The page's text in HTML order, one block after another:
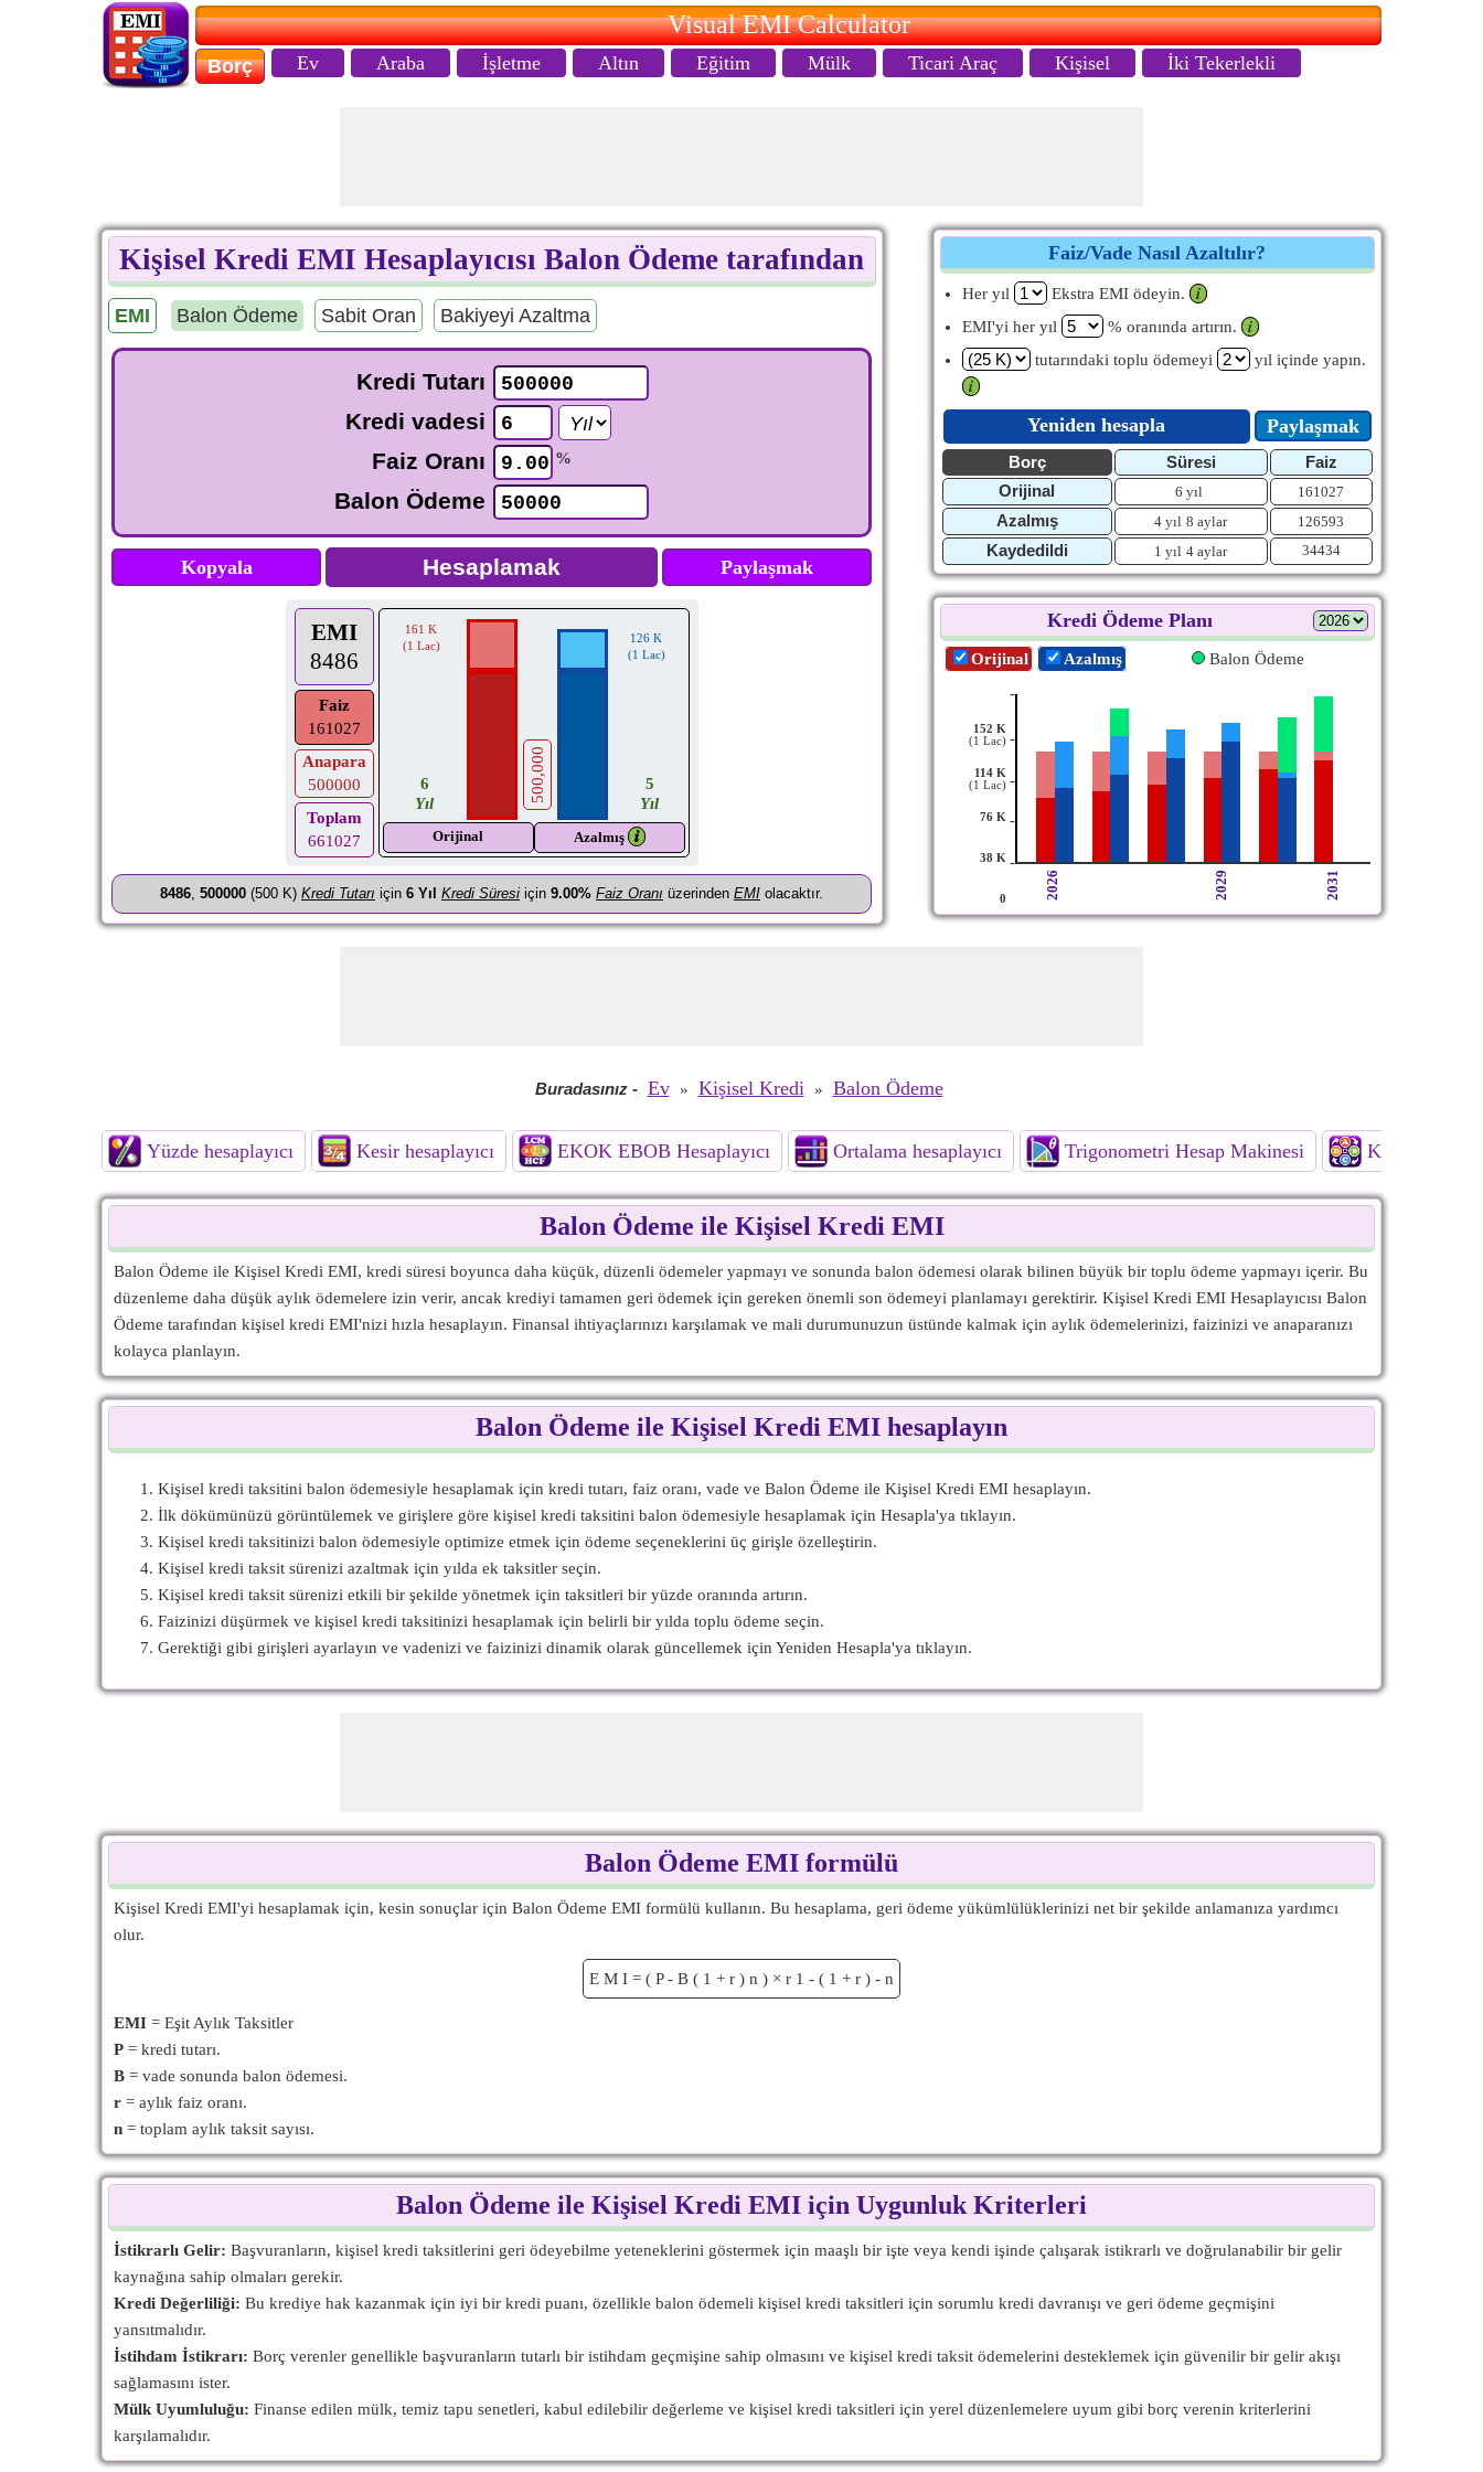
Visual EMI Calculator
Borç Ev Araba İşletme Altın Eğitim Mülk Ticari Araç Kişisel İki Tekerlekli
Kişisel Kredi EMI Hesaplayıcısı Balon Ödeme tarafından
EMI Balon Ödeme Sabit Oran Bakiyeyi Azaltma
Kredi Tutarı
Kredi vadesi
Faiz Oranı
%
Balon Ödeme
Kopyala Paylaşmak
EMI
8486
Faiz
161027
Anapara
500000
Toplam
661027
161 K
(1 Lac)
6
Yıl
500,000
126 K
(1 Lac)
5
Yıl
Orijinal Azalmış 𝒊
8486, 500000 (500 K) Kredi Tutarı için 6 Yıl Kredi Süresi için 9.00% Faiz Oranı üzerinden EMI olacaktır.
Faiz/Vade Nasıl Azaltılır?
Her yıl Ekstra EMI ödeyin.
𝒊
EMI'yi her yıl
% oranında artırın.
𝒊
tutarındaki toplu ödemeyi
yıl içinde yapın.
𝒊
Yeniden hesapla Paylaşmak
Borç Süresi
Faiz
Orijinal
6 yıl 161027
Azalmış 4 yıl 8 aylar 126593
Kaydedildi 1 yıl 4 aylar 34434
Kredi Ödeme Planı
Orijinal Azalmış Balon Ödeme
152 K
(1 Lac)
114 K
(1 Lac)
76 K
38 K
0
-
-
-
-
-
2026 2029 2031
Buradasınız- Ev » Kişisel Kredi » Balon Ödeme
Yüzde hesaplayıcı Kesir hesaplayıcı EKOK EBOB Hesaplayıcı Ortalama hesaplayıcı Trigonometri Hesap Makinesi Kombinatorik
Balon Ödeme ile Kişisel Kredi EMI
Balon Ödeme ile Kişisel Kredi EMI, kredi süresi boyunca daha küçük, düzenli ödemeler yapmayı ve sonunda balon ödemesi olarak bilinen büyük bir toplu ödeme yapmayı içerir. Bu
düzenleme daha düşük aylık ödemelere izin verir, ancak krediyi tamamen geri ödemek için gereken önemli son ödemeyi planlamayı gerektirir. Kişisel Kredi EMI Hesaplayıcısı Balon
Ödeme tarafından kişisel kredi EMI'nizi hızla hesaplayın. Finansal ihtiyaçlarınızı karşılamak ve mali durumunuzun üstünde kalmak için aylık ödemelerinizi, faizinizi ve anaparanızı
kolayca planlayın.
Balon Ödeme ile Kişisel Kredi EMI hesaplayın
Kişisel kredi taksitini balon ödemesiyle hesaplamak için kredi tutarı, faiz oranı, vade ve Balon Ödeme ile Kişisel Kredi EMI hesaplayın.
İlk dökümünüzü görüntülemek ve girişlere göre kişisel kredi taksitini balon ödemesiyle hesaplamak için Hesapla'ya tıklayın.
Kişisel kredi taksitinizi balon ödemesiyle optimize etmek için ödeme seçeneklerini üç girişle özelleştirin.
Kişisel kredi taksit sürenizi azaltmak için yılda ek taksitler seçin.
Kişisel kredi taksit sürenizi etkili bir şekilde yönetmek için taksitleri bir yüzde oranında artırın.
Faizinizi düşürmek ve kişisel kredi taksitinizi hesaplamak için belirli bir yılda toplu ödeme seçin.
Gerektiği gibi girişleri ayarlayın ve vadenizi ve faizinizi dinamik olarak güncellemek için Yeniden Hesapla'ya tıklayın.
Balon Ödeme EMI formülü
Kişisel Kredi EMI'yi hesaplamak için, kesin sonuçlar için Balon Ödeme EMI formülü kullanın. Bu hesaplama, geri ödeme yükümlülüklerinizi net bir şekilde anlamanıza yardımcı
olur.
E M I = ( P - B ( 1 + r ) n ) × r 1 - ( 1 + r ) - n
EMI = Eşit Aylık Taksitler
P = kredi tutarı.
B = vade sonunda balon ödemesi.
r = aylık faiz oranı.
n = toplam aylık taksit sayısı.
Balon Ödeme ile Kişisel Kredi EMI için Uygunluk Kriterleri
İstikrarlı Gelir: Başvuranların, kişisel kredi taksitlerini geri ödeyebilme yeteneklerini göstermek için maaşlı bir işte veya kendi işinde çalışarak istikrarlı ve doğrulanabilir bir gelir
kaynağına sahip olmaları gerekir.
Kredi Değerliliği: Bu krediye hak kazanmak için iyi bir kredi puanı, özellikle balon ödemeli kişisel kredi taksitleri için sorumlu kredi davranışı ve geri ödeme geçmişini
yansıtmalıdır.
İstihdam İstikrarı: Borç verenler genellikle başvuranların tutarlı bir istihdam geçmişine sahip olmasını ve kişisel kredi taksit ödemelerini desteklemek için güvenilir bir gelir akışı
sağlamasını ister.
Mülk Uyumluluğu: Finanse edilen mülk, temiz tapu senetleri, kabul edilebilir değerleme ve kişisel kredi taksitleri için yerel düzenlemelere uyum gibi borç verenin kriterlerini
karşılamalıdır.